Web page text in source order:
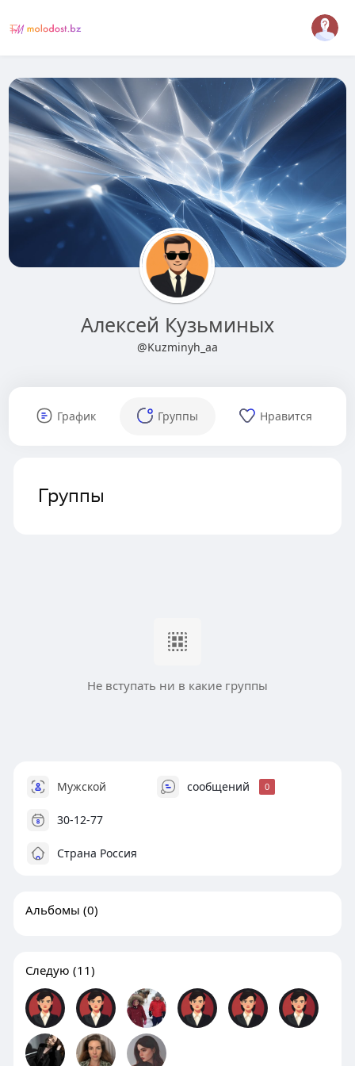
Алексей Кузьминых
@Kuzminyh_aa
График Группы Нравится
Группы
Не вступать ни в какие группы
Мужской сообщений 0
30-12-77
Страна Россия
Альбомы (0)
Следую (11)